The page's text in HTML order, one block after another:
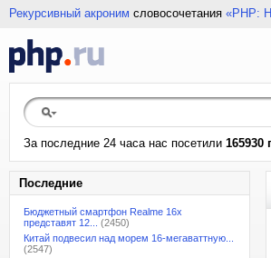
Рекурсивный акроним словосочетания «PHP:
За последние 24 часа нас посетили 165930
Последние
Бюджетный смартфон Realme 16x
представят 12...
(2450)
Китай подвесил над морем 16-мегаваттную...
(2547)